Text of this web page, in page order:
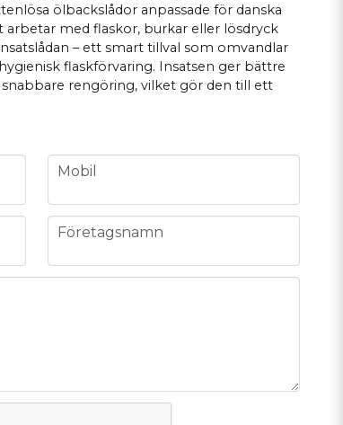
ölbackslådor anpassade för danska
med flaskor, burkar eller lösdryck
– ett smart tillval som omvandlar
flaskförvaring. Insatsen ger bättre
rengöring, vilket gör den till ett
phone
Mobil
company
Företagsnamn